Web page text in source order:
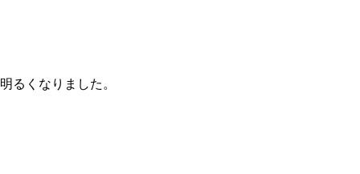
るくなりました。